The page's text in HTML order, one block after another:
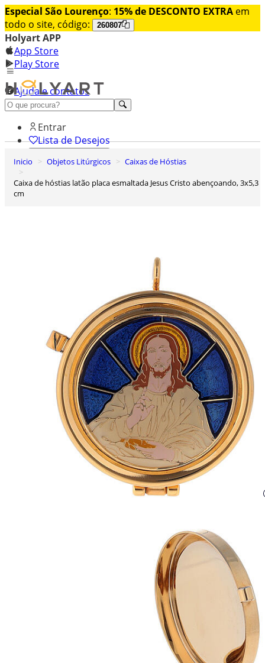
Especial São Lourenço: 15% de DESCONTO EXTRA em
todo o site, código:
260807
Holyart APP
App Store
Play Store
Ajuda e contatos
Conheça premium
Entrar
Lista de Desejos
0
Inicio Objetos Litúrgicos
Caixas de Hóstias
Caixa de hóstias latão placa esmaltada Jesus Cristo abençoando, 3x5,3
cm